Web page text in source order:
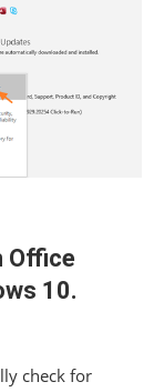
Office
10.
check for